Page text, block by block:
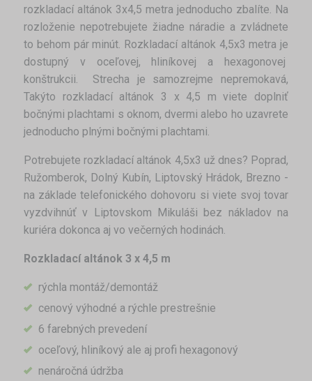
rozkladací altánok 3x4,5 metra jednoducho zbalíte. Na
rozloženie nepotrebujete žiadne náradie a zvládnete
to behom pár minút. Rozkladací altánok 4,5x3 metra je
dostupný v oceľovej, hliníkovej a hexagonovej
konštrukcii. Strecha je samozrejme nepremokavá,
Takýto rozkladací altánok 3 x 4,5 m viete doplniť
bočnými plachtami s oknom, dvermi alebo ho uzavrete
jednoducho plnými bočnými plachtami.
Potrebujete rozkladací altánok 4,5x3 už dnes? Poprad,
Ružomberok, Dolný Kubín, Liptovský Hrádok, Brezno -
na základe telefonického dohovoru si viete svoj tovar
vyzdvihnúť v Liptovskom Mikuláši bez nákladov na
kuriéra dokonca aj vo večerných hodinách.
Rozkladací altánok 3 x 4,5 m
rýchla montáž/demontáž
cenový výhodné a rýchle prestrešnie
6 farebných prevedení
oceľový, hliníkový ale aj profi hexagonový
nenáročná údržba